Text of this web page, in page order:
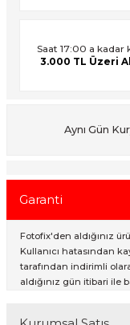
Işık Setleri
Saat 17:00 a kadar
3.000 TL Üzeri
Aynı Gün
Garanti
Fotofix'den aldığınız
Kullanıcı hatasından
tarafından indirimli
aldığınız gün itibari ile